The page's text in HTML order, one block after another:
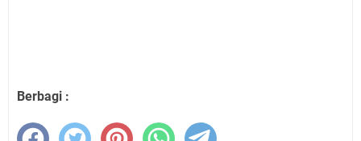
Berbagi :